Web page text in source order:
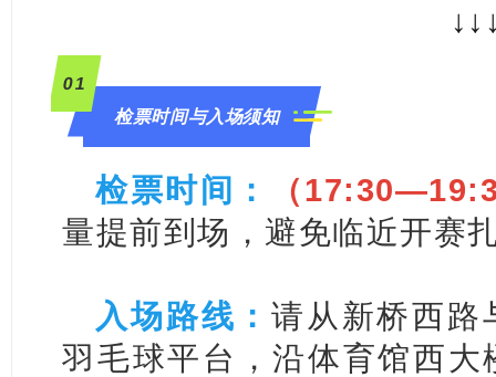
01
检票时间与入场须知
检票时间：
（
量提前到场，避免临近开赛
入场路线：请从新桥西路
羽毛球平台，沿体育馆西